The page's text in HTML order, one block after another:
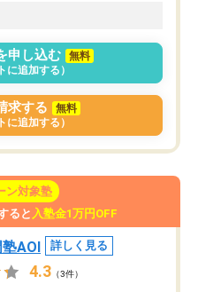
申し込む
無料
に追加する）
求する
無料
に追加する）
ン対象塾
ると 入塾金1万円OFF
AOI 詳しく見る
4.3 （3件）